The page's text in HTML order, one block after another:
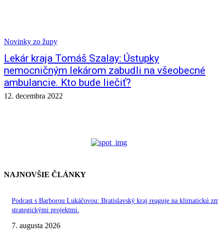
Novinky zo župy
Lekár kraja Tomáš Szalay: Ústupky
nemocničným lekárom zabudli na všeobecné
ambulancie. Kto bude liečiť?
12. decembra 2022
NAJNOVŠIE ČLÁNKY
Podcast s Barborou Lukáčovou: Bratislavský kraj reaguje na klimatickú
strategickými projektmi.
7. augusta 2026